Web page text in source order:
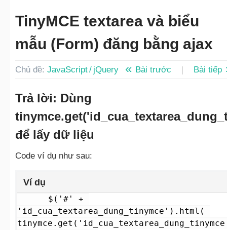
TinyMCE textarea và biểu
mẫu (Form) đăng bằng ajax
Chủ đề: JavaScript / jQuery Bài trước | Bài tiếp
Trả lời: Dùng
để lấy dữ liệu
Code ví dụ như sau:
Ví dụ
$('#' +
'id_cua_textarea_dung_tinymce').html(